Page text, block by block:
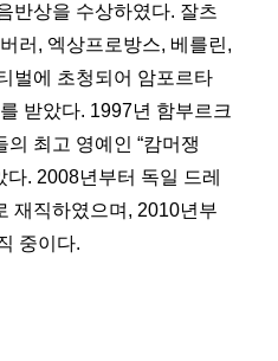
반상을 수상하였다. 잘츠
러, 엑상프로방스, 베를린,
벌에 초청되어 암포르타
받았다. 1997년 함부르크
최고 영예인 “캄머쟁
다. 2008년부터 독일 드레
재직하였으며, 2010년부
중이다.